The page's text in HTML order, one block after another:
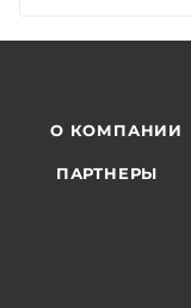
О КОМПАНИИ
ПАРТНЕРЫ